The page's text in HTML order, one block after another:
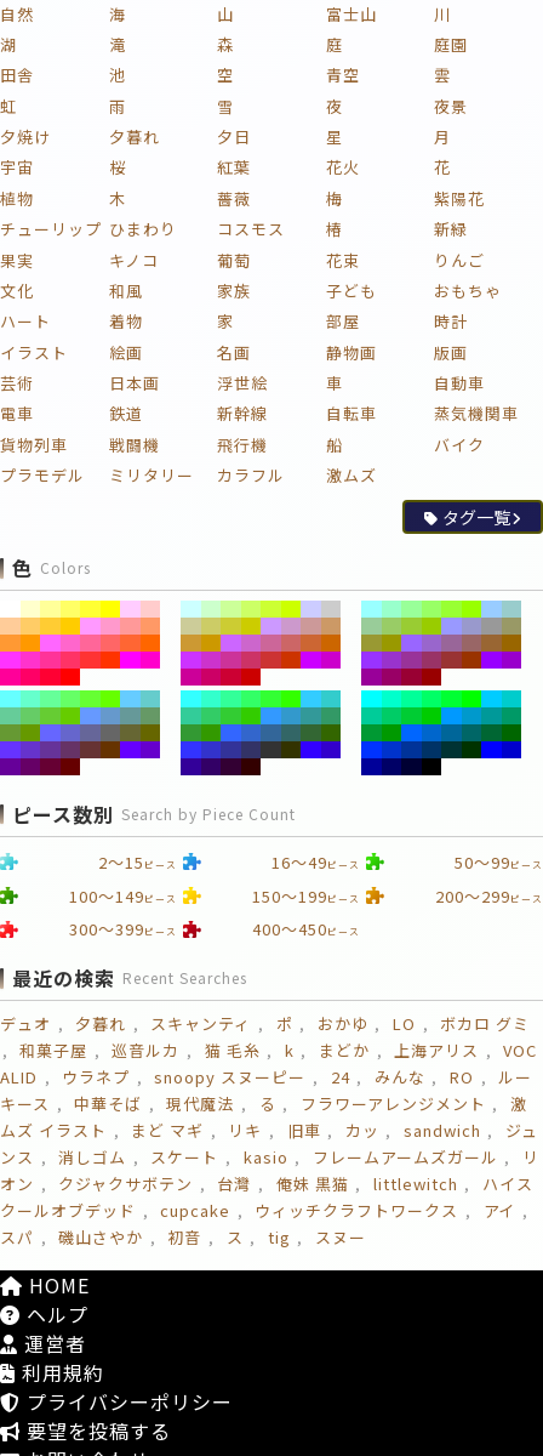
自然
海 山 富士山
川
湖
滝 森 庭
庭園
田舎
池 空 青空
雲
虹
雨 雪 夜
夜景
夕焼け
夕暮れ 夕日 星
月
宇宙
桜 紅葉 花火
花
植物
木 薔薇 梅
紫陽花
チューリップ ひまわり コスモス 椿
新緑
果実
キノコ 葡萄 花束
りんご
文化
和風 家族 子ども
おもちゃ
ハート
着物 家 部屋
時計
イラスト
絵画 名画 静物画
版画
芸術
日本画 浮世絵 車
自動車
電車
鉄道 新幹線 自転車
蒸気機関車
貨物列車
戦闘機 飛行機 船
バイク
プラモデル
ミリタリー カラフル 激ムズ
タグ一覧
色 Colors
ピース数別 Search by Piece Count
2～15 ピース 16～49ピース 50～99ピース
100～149ピース 150～199ピース 200～299ピース
300～399ピース 400～450ピース
最近の検索 Recent Searches
デュオ 夕暮れ スキャンティ ポ おかゆ LO
ボカロ グミ
和菓子屋
巡音ルカ 猫 毛糸 k まどか 上海アリス
VOC
ALID
ウラネプ snoopy スヌーピー 24 みんな RO
ルー
キース
中華そば 現代魔法 る フラワーアレンジメント
激
ムズ イラスト
まど マギ リキ 旧車 カッ sandwich
ジュ
ンス
消しゴム スケート kasio フレームアームズガール
リ
オン
クジャクサボテン 台灣 俺妹 黒猫 littlewitch
ハイス
クールオブデッド
cupcake ウィッチクラフトワークス
アイ
スパ
磯山さやか 初音 ス tig スヌー
HOME
ヘルプ
運営者
利用規約
プライバシーポリシー
要望を投稿する